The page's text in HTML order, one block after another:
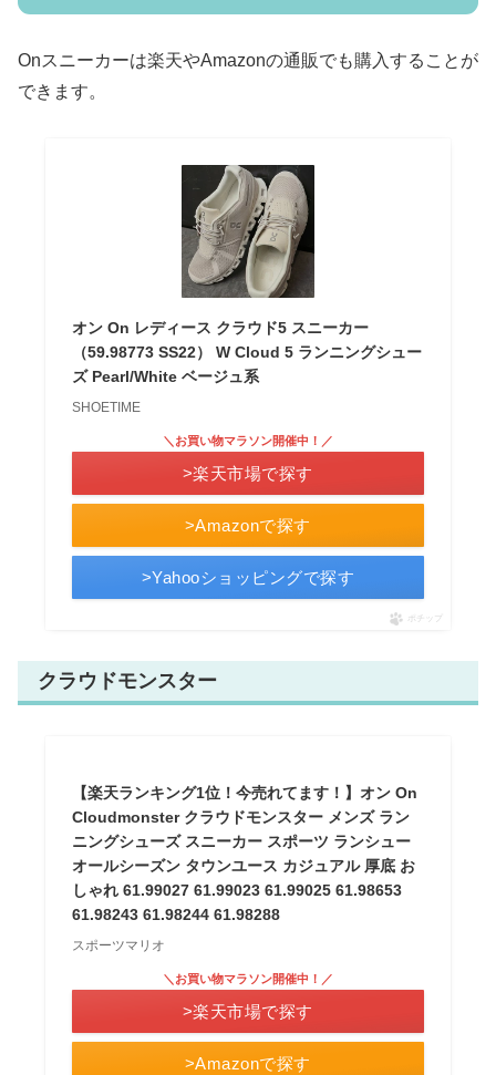
Onスニーカーは楽天やAmazonの通販でも購入することが
できます。
オン On レディース クラウド5 スニーカー
（59.98773 SS22） W Cloud 5 ランニングシュー
ズ Pearl/White ベージュ系
SHOETIME
>Amazonで探す
＼お買い物マラソン開催中！／
>楽天市場で探す
>Yahooショッピングで探す
ポチップ
クラウドモンスター
【楽天ランキング1位！今売れてます！】オン On
Cloudmonster クラウドモンスター メンズ ラン
ニングシューズ スニーカー スポーツ ランシュー
オールシーズン タウンユース カジュアル 厚底 お
しゃれ 61.99027 61.99023 61.99025 61.98653
61.98243 61.98244 61.98288
スポーツマリオ
>Amazonで探す
＼お買い物マラソン開催中！／
>楽天市場で探す